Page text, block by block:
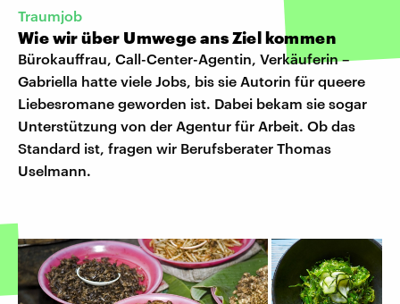
Traumjob
Wie wir über Umwege ans Ziel kommen
Bürokauffrau, Call-Center-Agentin, Verkäuferin –
Gabriella hatte viele Jobs, bis sie Autorin für queere
Liebesromane geworden ist. Dabei bekam sie sogar
Unterstützung von der Agentur für Arbeit. Ob das
Standard ist, fragen wir Berufsberater Thomas
Uselmann.